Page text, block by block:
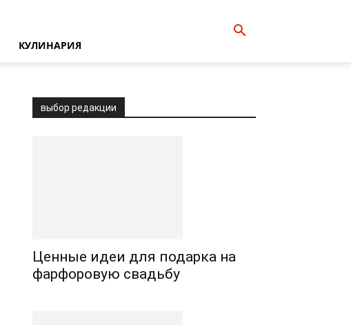
КУЛИНАРИЯ
выбор редакции
Ценные идеи для подарка на
фарфоровую свадьбу